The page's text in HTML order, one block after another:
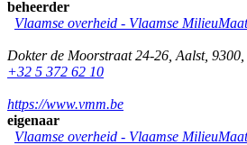
beheerder
Vlaamse overheid - Vlaamse
Dokter de Moorstraat 24-26 Aalst, 9300
+32 5 372 62 10
https://www.vmm.be
eigenaar
Vlaamse overheid - Vlaamse